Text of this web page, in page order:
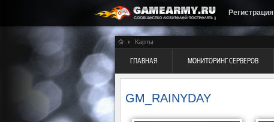
Регистрация
Карты
ГЛАВНАЯ МОНИТОРИНГ СЕРВЕРОВ
GM_RAINYDAY